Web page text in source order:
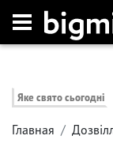
Яке свято сьогодні
Главная